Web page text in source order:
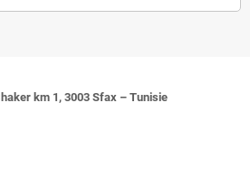
km 1, 3003 Sfax – Tunisie